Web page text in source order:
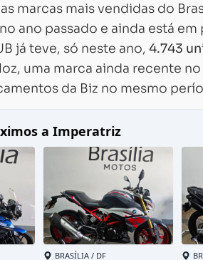
marcas mais vendidas do
ano passado e ainda está
já teve, só neste ano, 4.743
uma marca ainda recente
da Biz no mesmo